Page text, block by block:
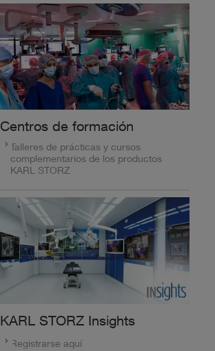
Centros de formación
Talleres de prácticas y cursos
complementarios de los productos
KARL STORZ
KARL STORZ Insights
Registrarse aquí